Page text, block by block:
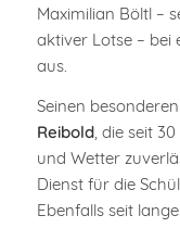
Maximilian Böltl –
aktiver Lotse – bei
aus.
Seinen
Reibold, die seit
und Wetter
Dienst für die
Ebenfalls seit